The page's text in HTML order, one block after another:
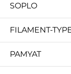
SOPLO
FILAMENT-
PAMYAT